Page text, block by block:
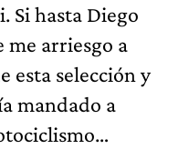
Si hasta Diego
me arriesgo a
esta selección y
mandado a